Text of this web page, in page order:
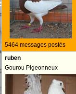
5464 messages postés
ruben
Gourou Pigeonneux